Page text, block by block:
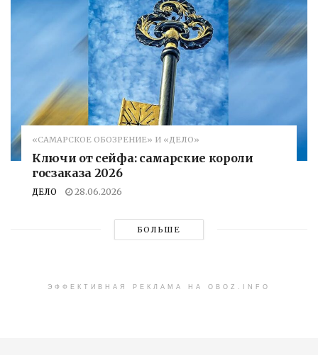
«САМАРСКОЕ ОБОЗРЕНИЕ» И «ДЕЛО»
Ключи от сейфа: самарские короли
госзаказа 2026
ДЕЛО 28.06.2026
БОЛЬШЕ
ЭФФЕКТИВНАЯ РЕКЛАМА НА OBOZ.INFO